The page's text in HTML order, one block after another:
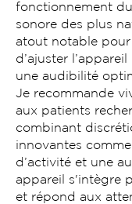
fonctionnement
sonore des plus
atout notable
d’ajuster
une audibilité
Je recommande
aux patients
combinant
innovantes
d’activité et une
appareil s'intègre
et répond aux